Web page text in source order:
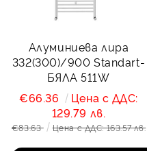
Алуминиева лира
332(300)/900 Standart-
БЯЛА 511W
€66.36
Цена с ДДС:
129.79 лв.
€83.63 Цена с ДДС: 163.57 лв.